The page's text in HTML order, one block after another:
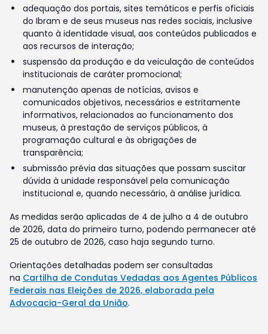
adequação dos portais, sites temáticos e perfis oficiais
do Ibram e de seus museus nas redes sociais, inclusive
quanto à identidade visual, aos conteúdos publicados e
aos recursos de interação;
suspensão da produção e da veiculação de conteúdos
institucionais de caráter promocional;
manutenção apenas de notícias, avisos e
comunicados objetivos, necessários e estritamente
informativos, relacionados ao funcionamento dos
museus, à prestação de serviços públicos, à
programação cultural e às obrigações de
transparência;
submissão prévia das situações que possam suscitar
dúvida à unidade responsável pela comunicação
institucional e, quando necessário, à análise jurídica.
As medidas serão aplicadas de 4 de julho a 4 de outubro
de 2026, data do primeiro turno, podendo permanecer até
25 de outubro de 2026, caso haja segundo turno.
Orientações detalhadas podem ser consultadas
na Cartilha de Condutas Vedadas aos Agentes Públicos
Federais nas Eleições de 2026, elaborada pela
Advocacia-Geral da União.